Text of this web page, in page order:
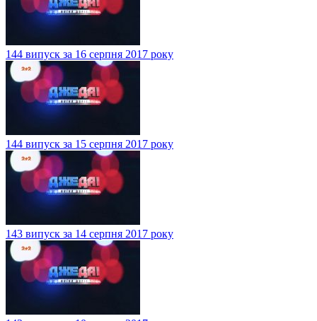
144 випуск за 16 серпня 2017 року
144 випуск за 15 серпня 2017 року
143 випуск за 14 серпня 2017 року